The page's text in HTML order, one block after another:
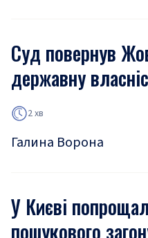
Суд повернув
державну
2 хв
Галина Ворона
У Києві
пошукового